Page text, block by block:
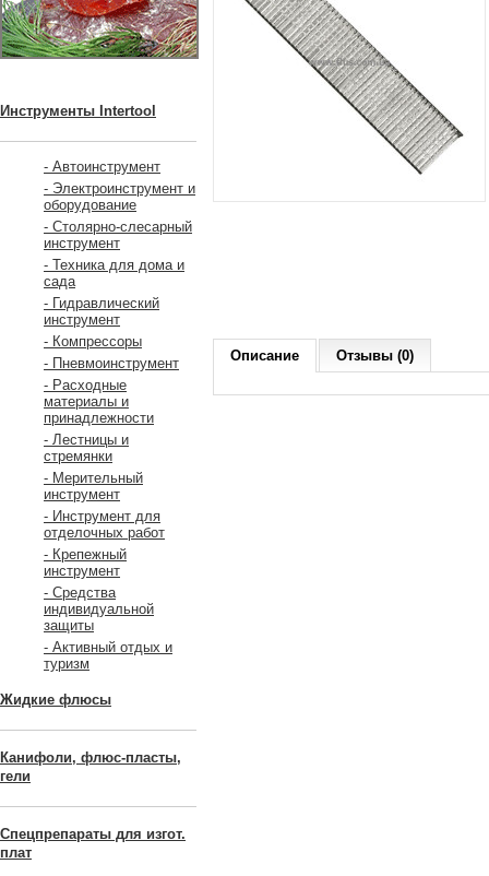
Инструменты Intertool
- Автоинструмент
- Электроинструмент и
оборудование
- Столярно-слесарный
инструмент
- Техника для дома и
сада
- Гидравлический
инструмент
- Компрессоры
- Пневмоинструмент
- Расходные
материалы и
принадлежности
- Лестницы и
стремянки
- Мерительный
инструмент
- Инструмент для
отделочных работ
- Крепежный
инструмент
- Средства
индивидуальной
защиты
- Активный отдых и
туризм
Жидкие флюсы
Канифоли, флюс-пласты,
гели
Спецпрепараты для изгот.
плат
Описание Отзывы (0)